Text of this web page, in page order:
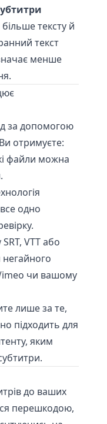
тексту й
текст
менше
за допомогою
отримуєте:
файли можна
одно
VTT або
чи вашому
лише за те,
підходить для
яким
до ваших
перешкодою,